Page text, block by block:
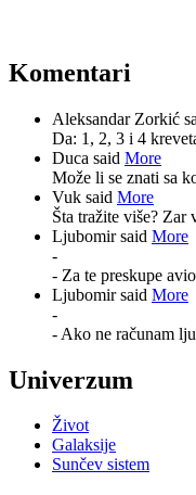
Komentari
Aleksandar Zorkić
Da: 1, 2, 3 i 4
Duca said More
Može li se znati sa
Vuk said More
Šta tražite više? Zar
Ljubomir said More
-
- Za te preskupe
Ljubomir said More
-
- Ako ne računam
Univerzum
Život
Galaksije
Sunčev sistem